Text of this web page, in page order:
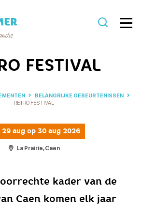
FESTIVAL
BELANGRIJKE GEBEURTENISSEN
RETRO FESTIVAL
29 aug op 30 aug 2026
La Prairie, Caen
kader van de
Caen komen elk jaar